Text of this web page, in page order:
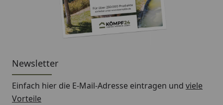
Newsletter
Einfach hier die E-Mail-Adresse eintragen und viele
Vorteile